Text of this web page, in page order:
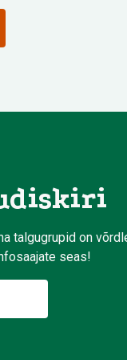
talgugrupid on
seas!